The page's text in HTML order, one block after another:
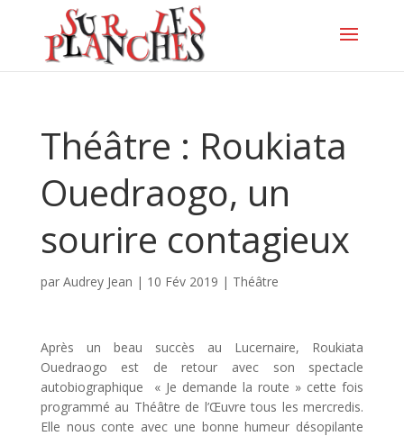
Théâtre : Roukiata
Ouedraogo, un
sourire contagieux
par Audrey Jean | 10 Fév 2019 | Théâtre
Après un beau succès au Lucernaire, Roukiata
Ouedraogo est de retour avec son spectacle
autobiographique « Je demande la route » cette fois
programmé au Théâtre de l’Œuvre tous les mercredis.
Elle nous conte avec une bonne humeur désopilante